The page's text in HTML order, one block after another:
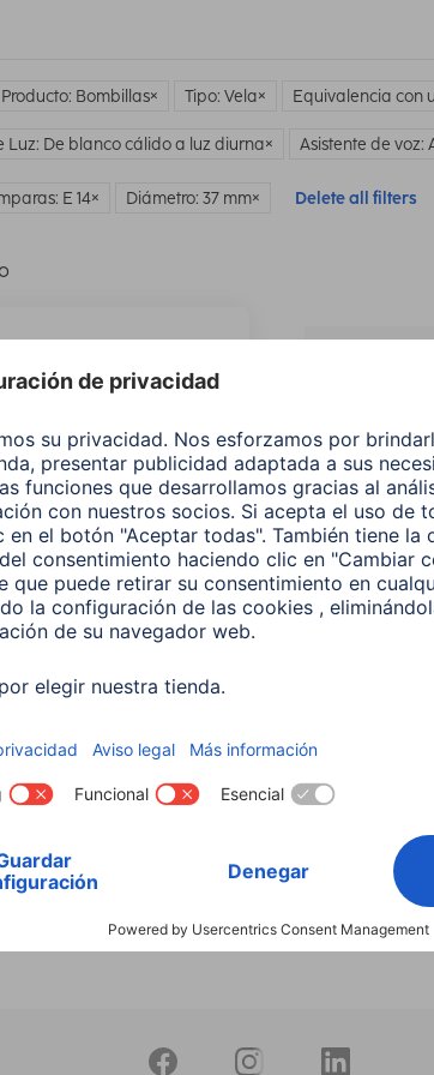
Bombillas Tipo: Vela Equivalencia con
Luz: De blanco cálido a luz diurna Asistente de voz:
E 14 Diámetro: 37 mm Delete all filters
Lámpara LED WLAN
control por voz
Buscar